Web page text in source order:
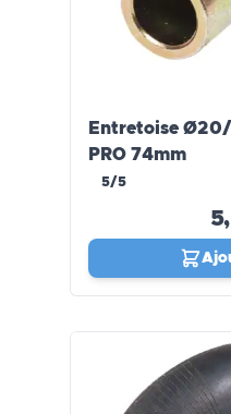
Entretoise
PRO 74mm
5/5